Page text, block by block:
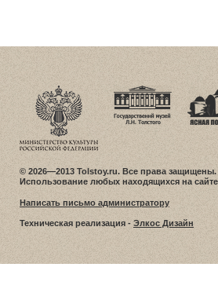
© 2026—2013 Tolstoy.ru. Все права защищены.
Использование любых находящихся на
Написать письмо администратору
Техническая реализация - Элкос Дизайн